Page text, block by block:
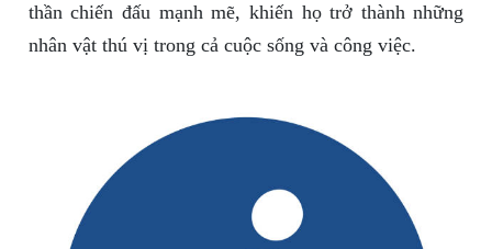
thần chiến đấu mạnh mẽ, khiến họ trở thành những
nhân vật thú vị trong cả cuộc sống và công việc.